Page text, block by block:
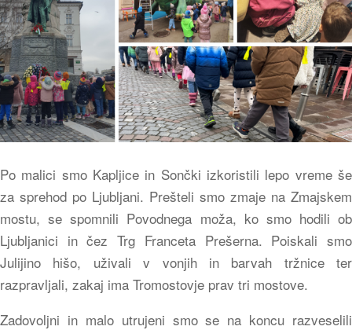
Po malici smo Kapljice in Sončki izkoristili lepo vreme še
za sprehod po Ljubljani. Prešteli smo zmaje na Zmajskem
mostu, se spomnili Povodnega moža, ko smo hodili ob
Ljubljanici in čez Trg Franceta Prešerna. Poiskali smo
Julijino hišo, uživali v vonjih in barvah tržnice ter
razpravljali, zakaj ima Tromostovje prav tri mostove.
Zadovoljni in malo utrujeni smo se na koncu razveselili